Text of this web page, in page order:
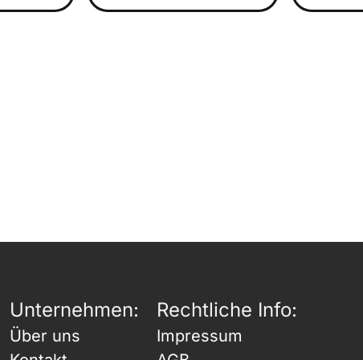
Unternehmen:
Über uns
Rechtliche Info:
Impressum